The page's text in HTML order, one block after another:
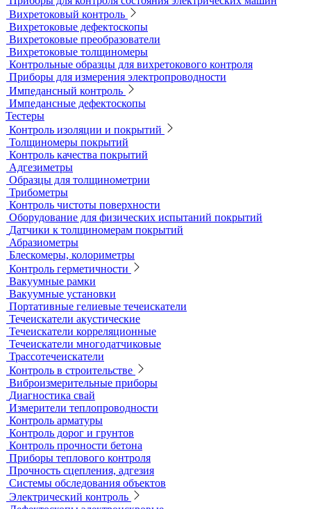
Магнитный контроль
Магнитопорошковые дефектоскопы и электромагниты
Магнитные толщиномеры покрытий
Магнитометры, коэрцитиметры и ферритометры
Автоматические линии и стенды магнитопорошкового
контроля
Образцы для МПД
Расходные материалы для МПД
УФ-лампы и светильники
Метод магнитной памяти металла
Приборы для контроля состояния электрических машин
Вихретоковый контроль
Вихретоковые дефектоскопы
Вихретоковые преобразователи
Вихретоковые толщиномеры
Контрольные образцы для вихретокового контроля
Приборы для измерения электропроводности
Импедансный контроль
Импедансные дефектоскопы
Тестеры
Контроль изоляции и покрытий
Толщиномеры покрытий
Контроль качества покрытий
Адгезиметры
Образцы для толщинометрии
Трибометры
Контроль чистоты поверхности
Оборудование для физических испытаний покрытий
Датчики к толщиномерам покрытий
Абразиометры
Блескомеры, колориметры
Контроль герметичности
Вакуумные рамки
Вакуумные установки
Портативные гелиевые течеискатели
Течеискатели акустические
Течеискатели корреляционные
Течеискатели многодатчиковые
Трассотечеискатели
Контроль в строительстве